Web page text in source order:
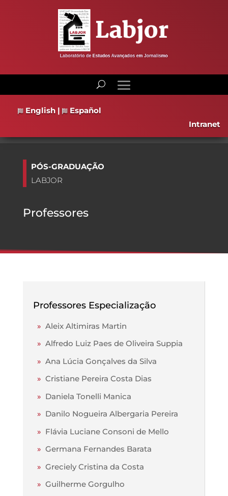
English |
Español
Intranet
PÓS-GRADUAÇÃO
LABJOR
Professores
Professores Especialização
» Aleix Altimiras Martin
» Alfredo Luiz Paes de Oliveira Suppia
» Ana Lúcia Gonçalves da Silva
» Cristiane Pereira Costa Dias
» Daniela Tonelli Manica
» Danilo Nogueira Albergaria Pereira
» Flávia Luciane Consoni de Mello
» Germana Fernandes Barata
» Greciely Cristina da Costa
» Guilherme Gorgulho